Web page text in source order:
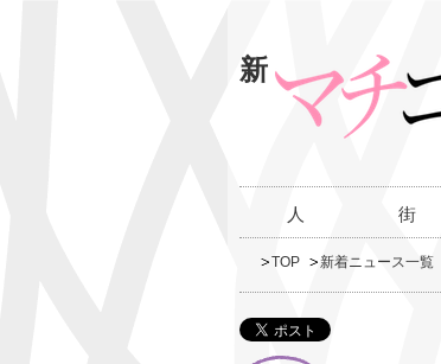
新
人 街
TOP 新着ニュース一覧